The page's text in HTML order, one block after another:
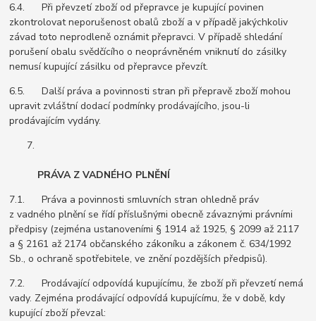
6.4. Při převzetí zboží od přepravce je kupující povinen
zkontrolovat neporušenost obalů zboží a v případě jakýchkoliv
závad toto neprodleně oznámit přepravci. V případě shledání
porušení obalu svědčícího o neoprávněném vniknutí do zásilky
nemusí kupující zásilku od přepravce převzít.
6.5. Další práva a povinnosti stran při přepravě zboží mohou
upravit zvláštní dodací podmínky prodávajícího, jsou-li
prodávajícím vydány.
PRÁVA Z VADNÉHO PLNĚNÍ
7.1. Práva a povinnosti smluvních stran ohledně práv
z vadného plnění se řídí příslušnými obecně závaznými právními
předpisy (zejména ustanoveními § 1914 až 1925, § 2099 až 2117
a § 2161 až 2174 občanského zákoníku a zákonem č. 634/1992
Sb., o ochraně spotřebitele, ve znění pozdějších předpisů).
7.2. Prodávající odpovídá kupujícímu, že zboží při převzetí nemá
vady. Zejména prodávající odpovídá kupujícímu, že v době, kdy
kupující zboží převzal: